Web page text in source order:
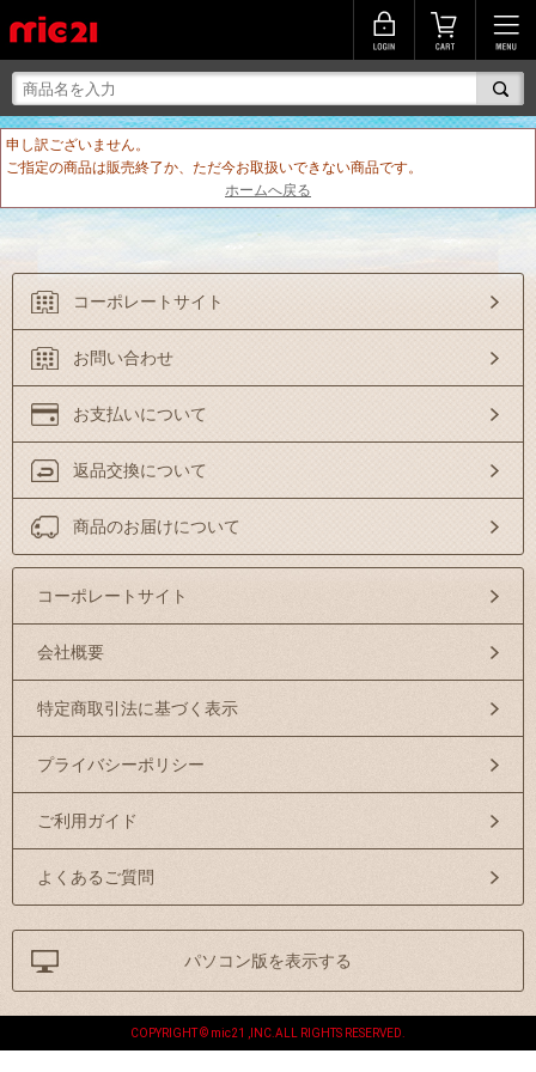
申し訳ございません。
ご指定の商品は販売終了か、ただ今お取扱いできない商品です。
ホームへ戻る
コーポレートサイト
お問い合わせ
お支払いについて
返品交換について
商品のお届けについて
コーポレートサイト
会社概要
特定商取引法に基づく表示
プライバシーポリシー
ご利用ガイド
よくあるご質問
パソコン版を表示する
COPYRIGHT © mic21 ,INC.ALL RIGHTS RESERVED.